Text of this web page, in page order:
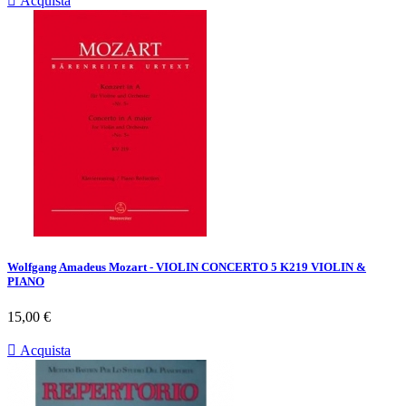
Wolfgang Amadeus Mozart - VIOLIN CONCERTO 5 K219 VIOLIN &
PIANO
Prezzo
15,00 €
 Acquista